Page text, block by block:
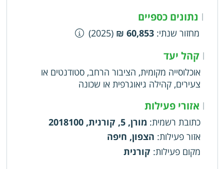
| נתונים כספיים
מחזור שנתי:
60,853 ₪
(2025)
|קהל יעד
אוכלוסייה מקומית, הציבור הרחב, סטודנטים או
צעירים, קהילה גיאוגרפית או שכונה
| אזורי פעילות
כתובת רשמית: מורן, 5, קורנית, 2018100
אזור פעילות: הצפון, חיפה
מקום פעילות: קורנית